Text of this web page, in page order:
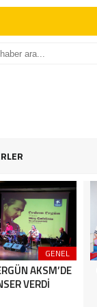
GENEL
AKSM’DE
VERDİ